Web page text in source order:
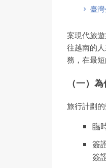
臺
案現代旅
往越南的
務，在最
（一）
旅行計劃
臨
簽
簽